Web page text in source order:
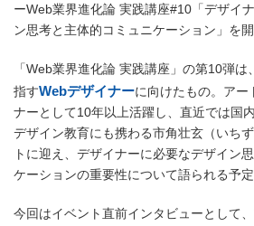
ーWeb業界進化論 実践講座#10「デザイ
ン思考と主体的コミュニケーション」を開
「Web業界進化論 実践講座」の第10弾は
指すWebデザイナーに向けたもの。アー
ナーとして10年以上活躍し、直近では国
デザイン教育にも携わる市角壮玄（いち
トに迎え、デザイナーに必要なデザイン
ケーションの重要性について語られる予定
今回はイベント直前インタビューとして